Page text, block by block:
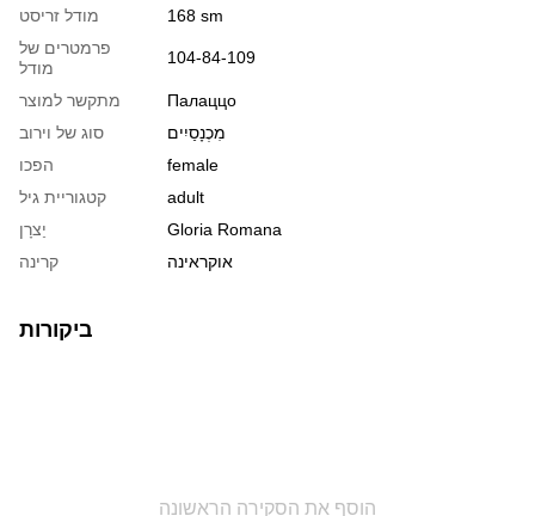
מודל זריסט
168 sm
פרמטרים של
מודל
104-84-109
מתקשר למוצר
Палаццо
סוג של וירוב
מִכְנָסַיִים
הפכו
female
קטגוריית גיל
adult
יַצרָן
Gloria Romana
קרינה
אוקראינה
ביקורות
הוסף את הסקירה הראשונה